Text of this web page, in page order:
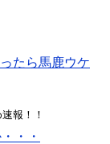
たら馬鹿ウケ
報！！
・・